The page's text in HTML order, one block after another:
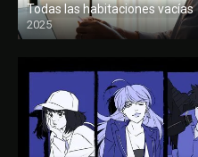
Todas las habitaciones vacías
2025
FULL HD